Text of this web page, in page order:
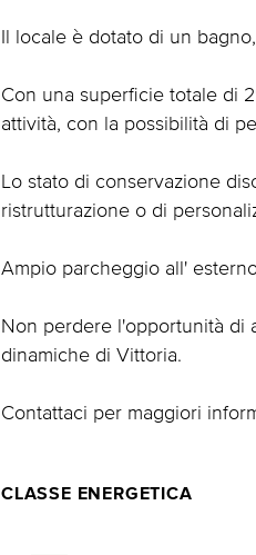
Il locale è dotato di un
Con una superficie totale di
attività, con la possibilità di
Lo stato di conservazione
ristrutturazione o di
Ampio parcheggio all'
Non perdere l'opportunità di
dinamiche di Vittoria.
Contattaci per maggiori
CLASSE ENERGETICA